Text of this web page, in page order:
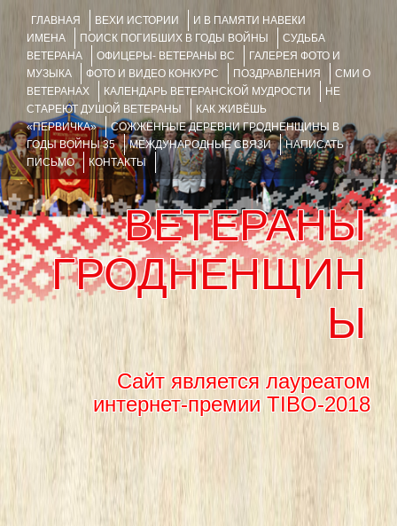
ГЛАВНАЯ ВЕХИ ИСТОРИИ
И В ПАМЯТИ НАВЕКИ
ИМЕНА
ПОИСК ПОГИБШИХ В ГОДЫ ВОЙНЫ
СУДЬБА
ВЕТЕРАНА
ОФИЦЕРЫ- ВЕТЕРАНЫ ВС
ГАЛЕРЕЯ ФОТО И
МУЗЫКА
ФОТО И ВИДЕО КОНКУРС ПОЗДРАВЛЕНИЯ
СМИ О
ВЕТЕРАНАХ
КАЛЕНДАРЬ ВЕТЕРАНСКОЙ МУДРОСТИ
НЕ
СТАРЕЮТ ДУШОЙ ВЕТЕРАНЫ
КАК ЖИВЁШЬ
«ПЕРВИЧКА»
СОЖЖЁННЫЕ ДЕРЕВНИ ГРОДНЕНЩИНЫ В
ГОДЫ ВОЙНЫ 35
МЕЖДУНАРОДНЫЕ СВЯЗИ
НАПИСАТЬ
ПИСЬМО
КОНТАКТЫ
ВЕТЕРАНЫ
ГРОДНЕНЩИН
Ы
Сайт является лауреатом
интернет-премии TIBO-2018